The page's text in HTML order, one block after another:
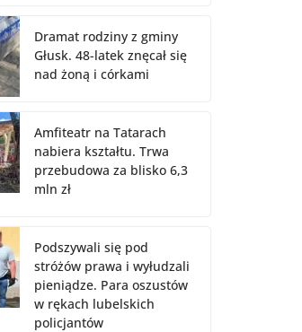
Dramat rodziny z gminy
Głusk. 48-latek znęcał się
nad żoną i córkami
Amfiteatr na Tatarach
nabiera kształtu. Trwa
przebudowa za blisko 6,3
mln zł
Podszywali się pod
stróżów prawa i wyłudzali
pieniądze. Para oszustów
w rękach lubelskich
policjantów